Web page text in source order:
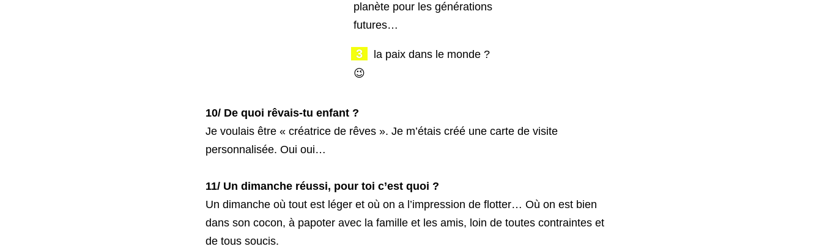
planète pour les générations
futures…
la paix dans le monde ?
😉
10/ De quoi rêvais-tu enfant ?
Je voulais être « créatrice de rêves ». Je m’étais créé une carte de visite
personnalisée. Oui oui…
11/ Un dimanche réussi, pour toi c’est quoi ?
Un dimanche où tout est léger et où on a l’impression de flotter… Où on est bien
dans son cocon, à papoter avec la famille et les amis, loin de toutes contraintes et
de tous soucis.